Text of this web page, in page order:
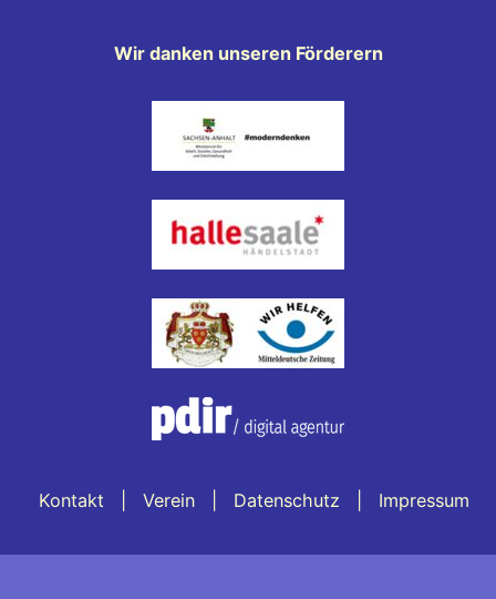
Wir danken unseren Förderern
Kontakt Verein Datenschutz Impressum